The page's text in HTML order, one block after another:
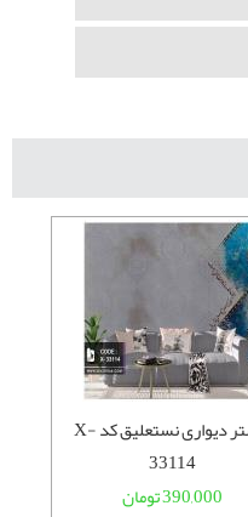
پوستر دیواری نستعلیق کد X-
33114
390,000 تومان